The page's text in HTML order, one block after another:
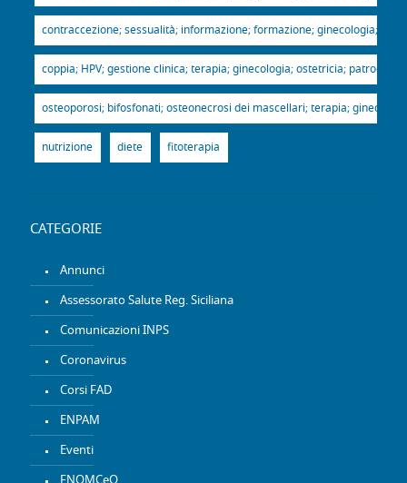
contraccezione; sessualità; informazione; formazione; ginecologia;
coppia; HPV; gestione clinica; terapia; ginecologia; ostetricia;
osteoporosi; bifosfonati; osteonecrosi dei mascellari; terapia;
nutrizione diete fitoterapia
CATEGORIE
Annunci
Assessorato Salute Reg. Siciliana
Comunicazioni INPS
Coronavirus
Corsi FAD
ENPAM
Eventi
FNOMCeO